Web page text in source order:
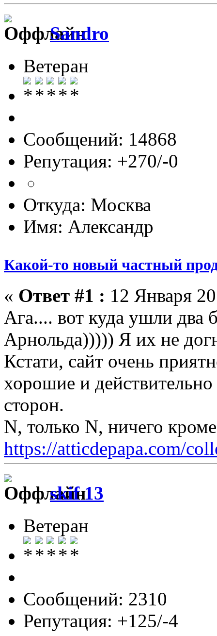
Sandro
Ветеран
Сообщений: 14868
Репутация: +270/-0
Откуда: Москва
Имя: Александр
Какой-то новый частный
« Ответ #1 : 12 Января
Ага.... вот куда ушли два
Арнольда))))) Я их не
Кстати, сайт очень
хорошие и
сторон.
N, только N, ничего
https://atticdepapa.com/
skif 13
Ветеран
Сообщений: 2310
Репутация: +125/-4